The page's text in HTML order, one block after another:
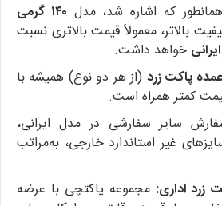
همانطور که اشاره شد، مدل
۱۴۰ گرمی
بالاتر، معمولاً قیمت بالاتری نسبت
خواهد داشت.
پاکت زرد (از هر دو نوع) همیشه با
کمتر همراه است.
سایز سفارشی در مدل ایرانی،
غیر استاندارد خارجی، به‌مراتب
زرد اداری: مجموعه پاکتچی با عرضه